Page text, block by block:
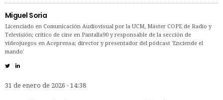
Miguel Soria
Licenciado en Comunicación Audiovisual por la UCM, Máster COPE de Radio y
Televisión; crítico de cine en Pantalla90 y responsable de la sección de
videojuegos en Aceprensa; director y presentador del pódcast 'Enciende el
mando'
31 de enero de 2026 - 14:38